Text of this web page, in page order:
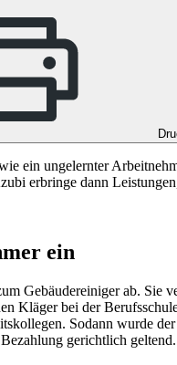
ein ungelernter
erbringe dann
ein
Gebäudereiniger ab.
Kläger bei der
Sodann wurde
gerichtlich geltend.